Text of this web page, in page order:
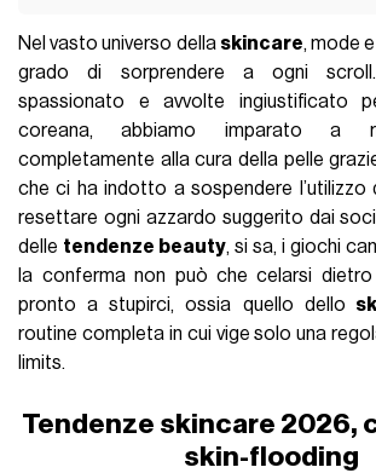
Nel vasto universo della skincare, mode
grado di sorprendere a ogni
spassionato e avvolte ingiustificato
coreana, abbiamo imparato a
completamente alla cura della pelle
che ci ha indotto a sospendere l’utilizzo
resettare ogni azzardo suggerito dai
delle tendenze beauty, si sa, i giochi
la conferma non può che celarsi dietro
pronto a stupirci, ossia quello dello
routine completa in cui vige solo una
limits.
Tendenze skincare 2026,
skin-flooding